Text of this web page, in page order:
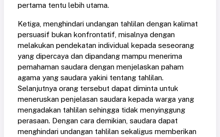
pertama tentu lebih utama.
Ketiga, menghindari undangan tahlilan dengan kalimat
persuasif bukan konfrontatif, misalnya dengan
melakukan pendekatan individual kepada seseorang
yang dipercaya dan dipandang mampu menerima
pemahaman saudara dengan menjelaskan paham
agama yang saudara yakini tentang tahlilan.
Selanjutnya orang tersebut dapat diminta untuk
meneruskan penjelasan saudara kepada warga yang
mengadakan tahlilan sehingga tidak menyinggung
perasaan. Dengan cara demikian, saudara dapat
menghindari undangan tahlilan sekaligus memberikan